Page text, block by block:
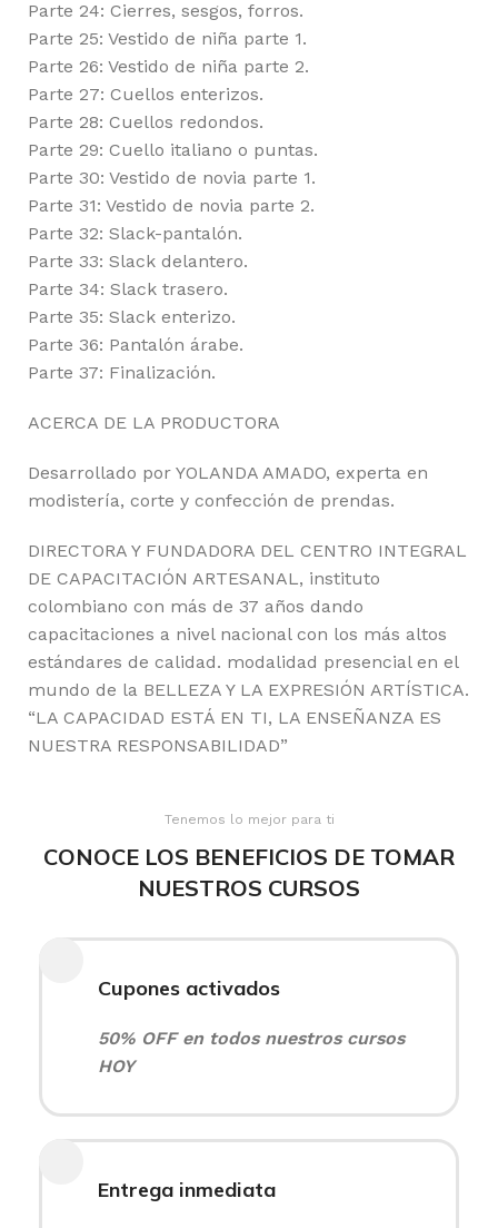
Parte 24: Cierres, sesgos, forros.
Parte 25: Vestido de niña parte 1.
Parte 26: Vestido de niña parte 2.
Parte 27: Cuellos enterizos.
Parte 28: Cuellos redondos.
Parte 29: Cuello italiano o puntas.
Parte 30: Vestido de novia parte 1.
Parte 31: Vestido de novia parte 2.
Parte 32: Slack-pantalón.
Parte 33: Slack delantero.
Parte 34: Slack trasero.
Parte 35: Slack enterizo.
Parte 36: Pantalón árabe.
Parte 37: Finalización.
ACERCA DE LA PRODUCTORA
Desarrollado por YOLANDA AMADO, experta en
modistería, corte y confección de prendas.
DIRECTORA Y FUNDADORA DEL CENTRO INTEGRAL
DE CAPACITACIÓN ARTESANAL, instituto
colombiano con más de 37 años dando
capacitaciones a nivel nacional con los más altos
estándares de calidad. modalidad presencial en el
mundo de la BELLEZA Y LA EXPRESIÓN ARTÍSTICA.
“LA CAPACIDAD ESTÁ EN TI, LA ENSEÑANZA ES
NUESTRA RESPONSABILIDAD”
Tenemos lo mejor para ti
CONOCE LOS BENEFICIOS DE TOMAR
NUESTROS CURSOS
Cupones activados
50% OFF en todos nuestros cursos
HOY
Entrega inmediata